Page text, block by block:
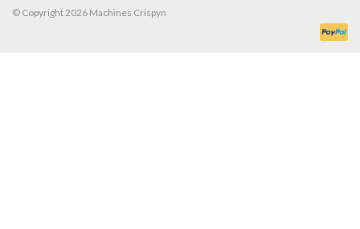
© Copyright 2026 Machines Crispyn